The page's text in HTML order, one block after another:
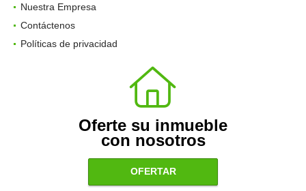
Nuestra Empresa
Contáctenos
Políticas de privacidad
Oferte su inmueble
con nosotros
OFERTAR